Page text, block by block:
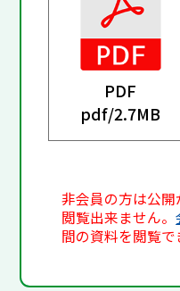
PDF
pdf/2.7MB
非会員の方は公
閲覧出来ません。
間の資料を閲覧で